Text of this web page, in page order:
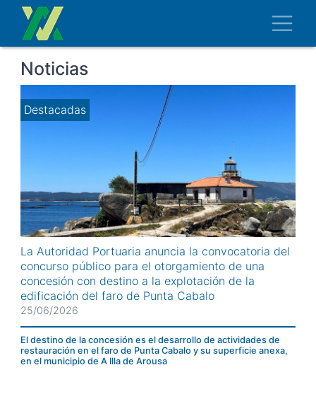
Pasar
contenido
principal
Ruta
de
navegación
Noticias
Publicación en el Boletín Oficial del Estado de la
Resolución de la Autoridad Portuaria de Vilagarcía de
concurso público para el otorgamiento de una concesión
con destino a la explotación de la edificación del faro de
Punta Cabalo y su superficie anexa, en el municipio de A
Destacadas
La Autoridad Portuaria anuncia la convocatoria del
concurso público para el otorgamiento de una
concesión con destino a la explotación de la
edificación del faro de Punta Cabalo
25/06/2026
El destino de la concesión es el desarrollo de actividades de
restauración en el faro de Punta Cabalo y su superficie anexa,
en el municipio de A Illa de Arousa